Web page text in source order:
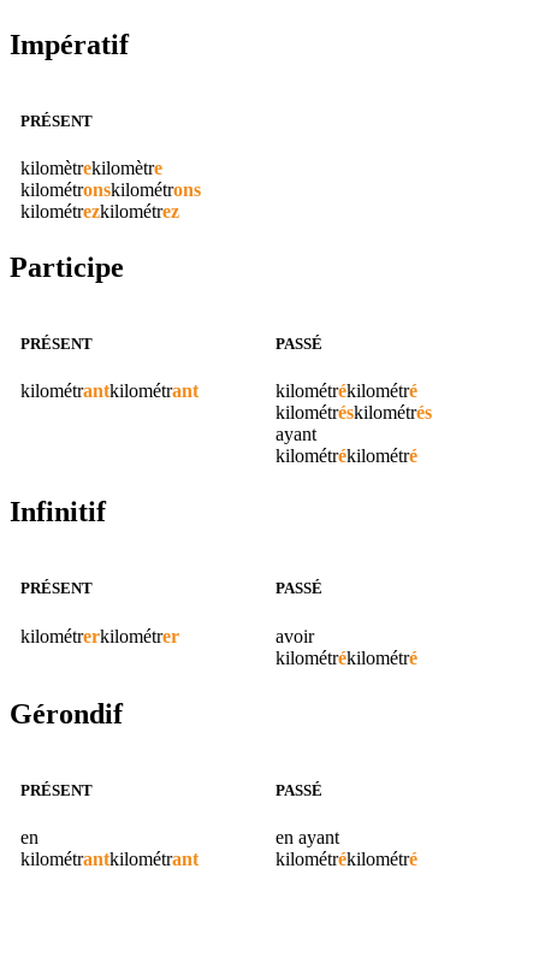
Impératif
PRÉSENT
kilomètrekilomètre
kilométronskilométrons
kilométrezkilométrez
Participe
PRÉSENT
kilométrantkilométrant
PASSÉ
kilométrékilométré
kilométréskilométrés
ayant
kilométrékilométré
Infinitif
PRÉSENT
kilométrerkilométrer
PASSÉ
avoir
kilométrékilométré
Gérondif
PRÉSENT
en
kilométrantkilométrant
PASSÉ
en ayant
kilométrékilométré